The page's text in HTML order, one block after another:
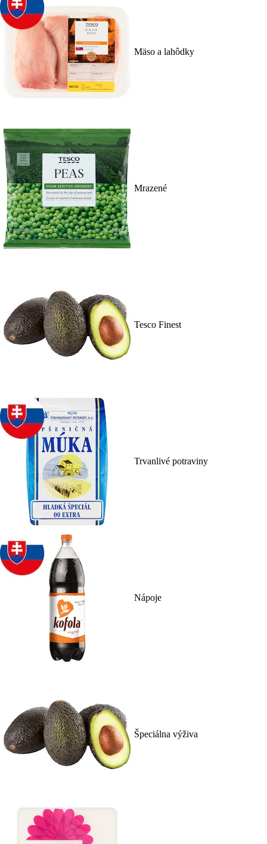
Mäso a lahôdky
Mrazené
Tesco Finest
Trvanlivé potraviny
Nápoje
Špeciálna výživa